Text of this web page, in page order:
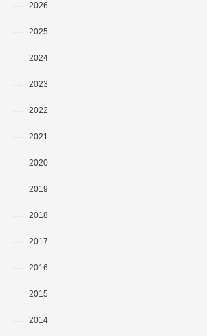
2026
2025
2024
2023
2022
2021
2020
2019
2018
2017
2016
2015
2014